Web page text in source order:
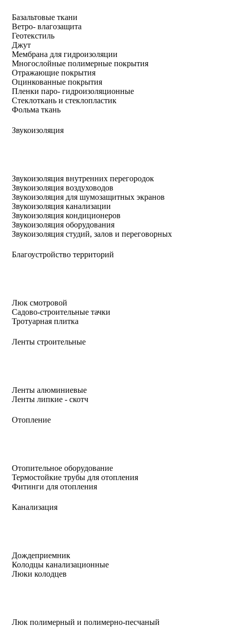
Базальтовые ткани
Ветро- влагозащита
Геотекстиль
Джут
Мембрана для гидроизоляции
Многослойные полимерные покрытия
Отражающие покрытия
Оцинкованные покрытия
Пленки паро- гидроизоляционные
Стеклоткань и стеклопластик
Фольма ткань
Звукоизоляция
Звукоизоляция внутренних перегородок
Звукоизоляция воздуховодов
Звукоизоляция для шумозащитных экранов
Звукоизоляция канализации
Звукоизоляция кондиционеров
Звукоизоляция оборудования
Звукоизоляция студий, залов и переговорных
Благоустройство территорий
Люк смотровой
Садово-строительные тачки
Тротуарная плитка
Ленты строительные
Ленты алюминиевые
Ленты липкие - скотч
Отопление
Отопительное оборудование
Термостойкие трубы для отопления
Фитинги для отопления
Канализация
Дождеприемник
Колодцы канализационные
Люки колодцев
Люк полимерный и полимерно-песчаный